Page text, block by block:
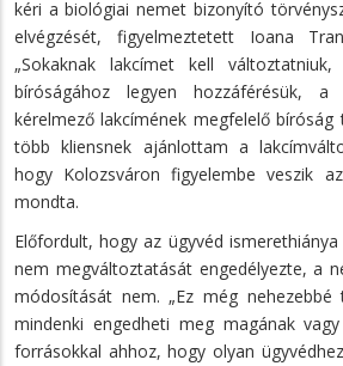
kéri a biológiai nemet bizonyító
elvégzését, figyelmeztetett Ioana
„Sokaknak lakcímet kell
bíróságához legyen hozzáférésük,
kérelmező lakcímének megfelelő bíróság
több kliensnek ajánlottam a
hogy Kolozsváron figyelembe veszik
mondta.
Előfordult, hogy az ügyvéd
nem megváltoztatását engedélyezte, a
módosítását nem. „Ez még
mindenki engedheti meg magának
forrásokkal ahhoz, hogy olyan